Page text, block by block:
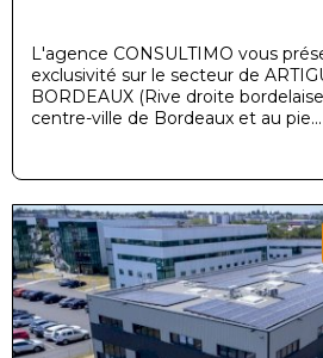
L'agence CONSULTIMO vous
exclusivité sur le secteur de
BORDEAUX (Rive droite
centre-ville de Bordeaux et au pie...